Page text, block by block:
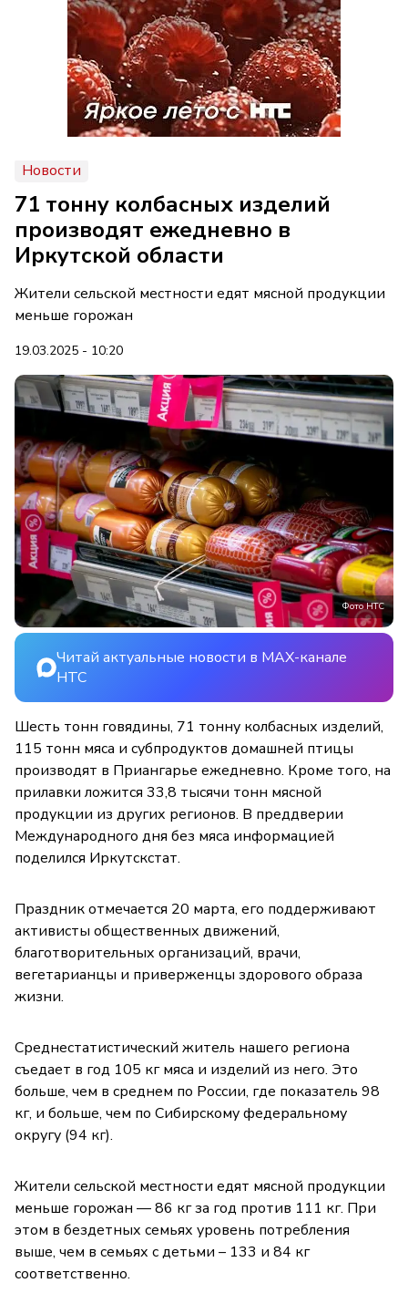
Новости
71 тонну колбасных изделий
производят ежедневно в
Иркутской области
Жители сельской местности едят мясной продукции
меньше горожан
19.03.2025 - 10:20
Фото НТС
Читай актуальные новости в MAX-канале
НТС
Шесть тонн говядины, 71 тонну колбасных изделий,
115 тонн мяса и субпродуктов домашней птицы
производят в Приангарье ежедневно. Кроме того, на
прилавки ложится 33,8 тысячи тонн мясной
продукции из других регионов. В преддверии
Международного дня без мяса информацией
поделился Иркутскстат.
Праздник отмечается 20 марта, его поддерживают
активисты общественных движений,
благотворительных организаций, врачи,
вегетарианцы и приверженцы здорового образа
жизни.
Среднестатистический житель нашего региона
съедает в год 105 кг мяса и изделий из него. Это
больше, чем в среднем по России, где показатель 98
кг, и больше, чем по Сибирскому федеральному
округу (94 кг).
Жители сельской местности едят мясной продукции
меньше горожан — 86 кг за год против 111 кг. При
этом в бездетных семьях уровень потребления
выше, чем в семьях с детьми – 133 и 84 кг
соответственно.